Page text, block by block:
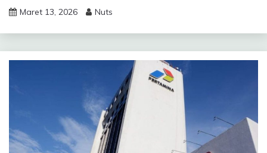
Maret 13, 2026 Nuts